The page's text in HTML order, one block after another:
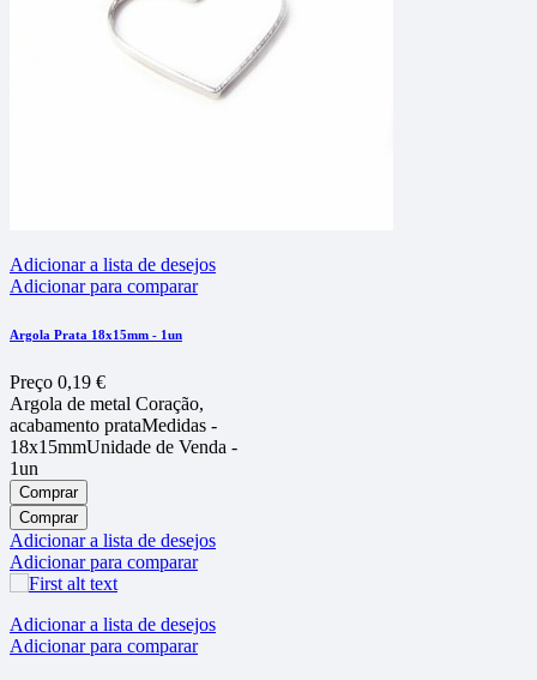
Adicionar a lista de desejos
Adicionar para comparar
Argola Prata 18x15mm - 1un
Preço 0,19 €
Argola de metal Coração,
acabamento prataMedidas -
18x15mmUnidade de Venda -
1un
Comprar
Comprar
Adicionar a lista de desejos
Adicionar para comparar
Adicionar a lista de desejos
Adicionar para comparar